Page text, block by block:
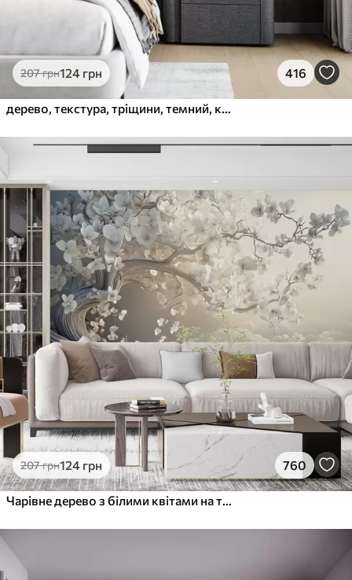
207грн124 грн 416
207грн124 грн 760